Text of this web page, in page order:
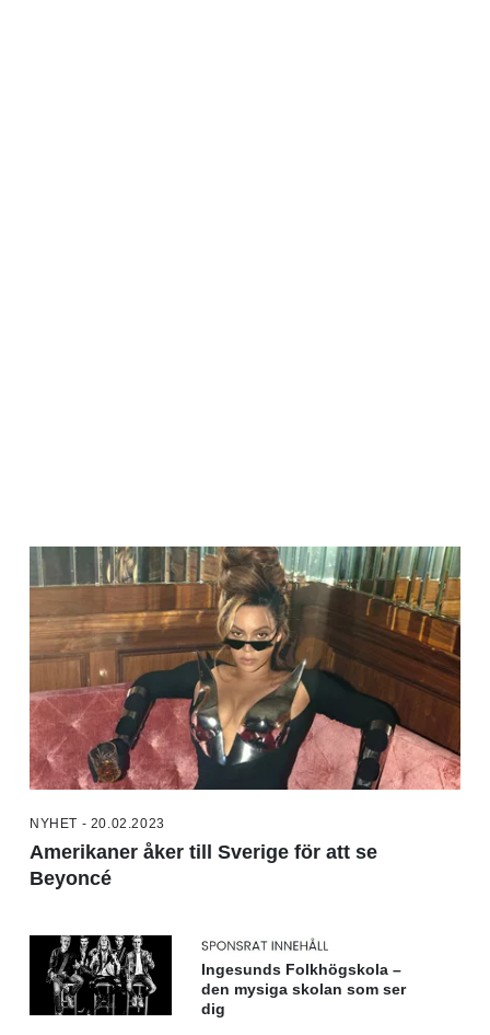
NYHET - 20.02.2023
Amerikaner åker till Sverige för att se
Beyoncé
Ingesunds Folkhögskola –
den mysiga skolan som ser
dig